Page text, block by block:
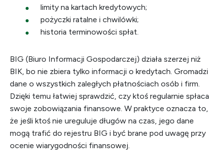
limity na kartach kredytowych;
pożyczki ratalne i chwilówki;
historia terminowości spłat.
BIG (Biuro Informacji Gospodarczej) działa szerzej niż
BIK, bo nie zbiera tylko informacji o kredytach. Gromadzi
dane o wszystkich zaległych płatnościach osób i firm.
Dzięki temu łatwiej sprawdzić, czy ktoś regularnie spłaca
swoje zobowiązania finansowe. W praktyce oznacza to,
że jeśli ktoś nie ureguluje długów na czas, jego dane
mogą trafić do rejestru BIG i być brane pod uwagę przy
ocenie wiarygodności finansowej.